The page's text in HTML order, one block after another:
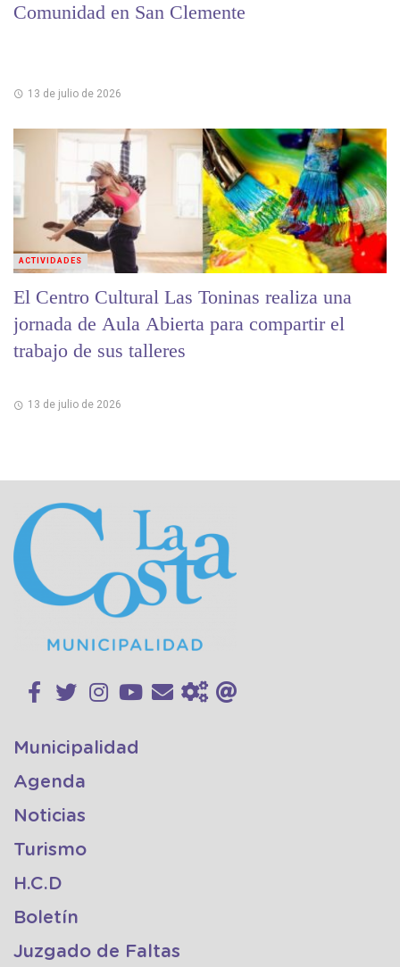
Comunidad en San Clemente
13 de julio de 2026
El Centro Cultural Las Toninas realiza una
jornada de Aula Abierta para compartir el
trabajo de sus talleres
13 de julio de 2026
ACTIVIDADES
Municipalidad
Agenda
Noticias
Turismo
H.C.D
Boletín
Juzgado de Faltas